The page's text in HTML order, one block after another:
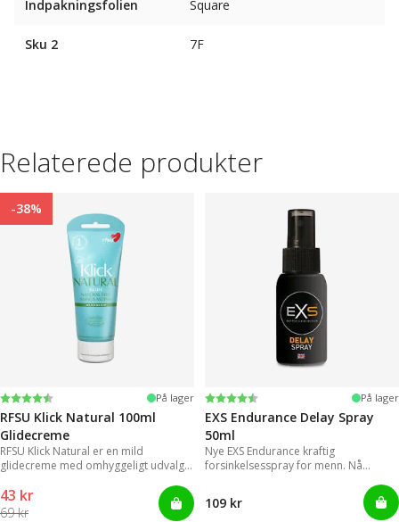
Indpakningsfolien Square
Sku 2 7F
Relaterede produkter
-38%
Vurdering:
4.4 ud af 5 stjerner På lager
RFSU Klick Natural 100ml
Glidecreme
RFSU Klick Natural er en mild
glidecreme med omhyggeligt udvalgte
langvarige glidende bevægelser.
43 kr
69 kr
Vurdering:
4.2 ud af 5 stjerner På lager
EXS Endurance Delay Spray
50ml
Nye EXS Endurance kraftig
forsinkelsesspray for menn. Nå
109 kr